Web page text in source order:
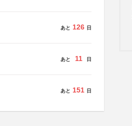
あと 126 日
あと 11 日
あと 151 日